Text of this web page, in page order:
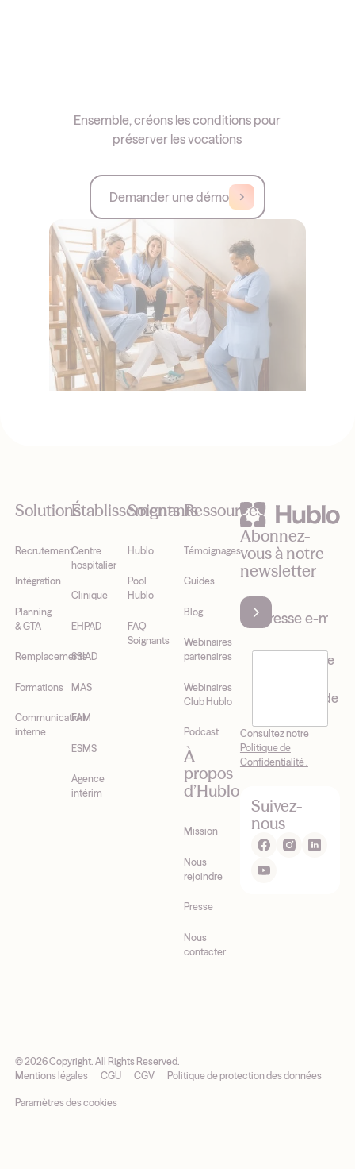
Ensemble, créons les conditions pour
préserver les vocations
Demander une démo
Solutions
Recrutement
Intégration
Planning
& GTA
Remplacements
Formations
Communication
interne
Établissements
Centre
hospitalier
Clinique
EHPAD
SSIAD
MAS
FAM
ESMS
Agence
intérim
Soignants
Hublo
Pool
Hublo
FAQ
Soignants
Ressources
Témoignages
Guides
Blog
Webinaires
partenaires
Webinaires
Club Hublo
Podcast
À
propos
d’Hublo
Mission
Nous
rejoindre
Presse
Nous
contacter
Abonnez-
vous à notre
newsletter
J’accepte de
newsletter de
Consultez notre
Politique de
Confidentialité .
Suivez-
nous
©2026Copyright. All Rights Reserved.
Mentions légales
CGU CGV Politique de protection des données
Paramètres des cookies